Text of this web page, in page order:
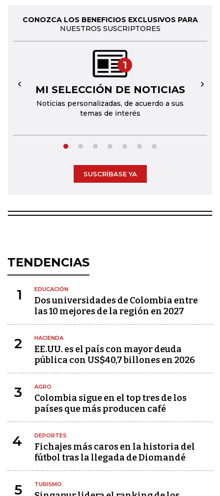
CONOZCA LOS BENEFICIOS EXCLUSIVOS PARA
NUESTROS SUSCRIPTORES
1
MI SELECCIÓN DE NOTICIAS
Noticias personalizadas, de acuerdo a sus
temas de interés
← →
SUSCRÍBASE YA
TENDENCIAS
1 EDUCACIÓN
Dos universidades de Colombia entre
las 10 mejores de la región en 2027
2 HACIENDA
EE.UU. es el país con mayor deuda
pública con US$40,7 billones en 2026
3 AGRO
Colombia sigue en el top tres de los
países que más producen café
4 DEPORTES
Fichajes más caros en la historia del
fútbol tras la llegada de Diomandé
5 TURISMO